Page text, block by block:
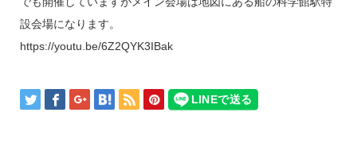
設会場になります。
https://youtu.be/6Z2QYK3IBak